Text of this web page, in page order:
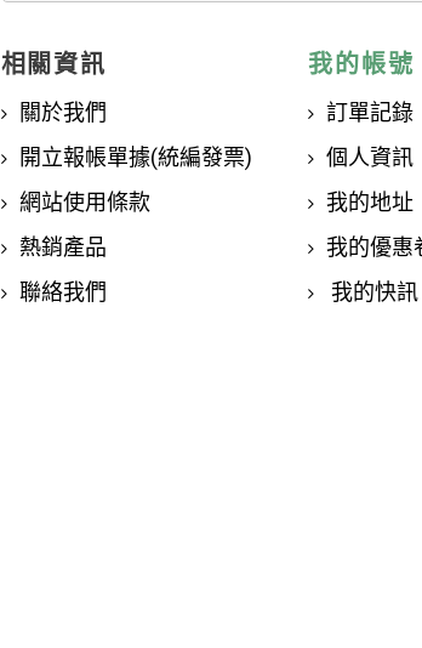
相關資訊
關於我們
開立報帳單據(統編發票)
網站使用條款
熱銷產品
聯絡我們
我的帳號
訂單記錄
個人資訊
我的地址
我的優惠
我的快訊